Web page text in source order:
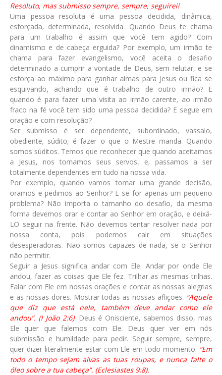
Resoluto, mas submisso sempre, sempre, seguirei!
Uma pessoa resoluta é uma pessoa decidida, dinâmica,
esforçada, determinada, resolvida. Quando Deus te chama
para um trabalho é assim que você tem agido? Com
dinamismo e de cabeça erguida? Por exemplo, um irmão te
chama para fazer evangelismo, você aceita o desafio
determinado a cumprir a vontade de Deus, sem relutar, e se
esforça ao máximo para ganhar almas para Jesus ou fica se
esquivando, achando que é trabalho de outro irmão? E
quando é para fazer uma visita ao irmão carente, ao irmão
fraco na fé você tem sido uma pessoa decidida? E segue em
oração e com resolução?
Ser submisso é ser dependente, subordinado, vassalo,
obediente, súdito; é fazer o que o Mestre manda. Quando
somos súditos. Temos que reconhecer que quando aceitamos
a Jesus, nos tornamos seus servos, e, passamos a ser
totalmente dependentes em tudo na nossa vida.
Por exemplo, quando vamos tomar uma grande decisão,
oramos e pedimos ao Senhor? E se for apenas um pequeno
problema? Não importa o tamanho do desafio, da mesma
forma devemos orar e contar ao Senhor em oração, e deixá-
LO seguir na frente. Não devemos tentar resolver nada por
nossa conta, pois podemos cair em situações
desesperadoras. Não somos capazes de nada, se o Senhor
não permitir.
Seguir a Jesus significa andar com Ele. Andar por onde Ele
andou, fazer as coisas que Ele fez. Trilhar as mesmas trilhas.
Falar com Ele em nossas orações e contar as nossas alegrias
e as nossas dores. Mostrar todas as nossas aflições. “Aquele
que diz que está nele, também deve andar como ele
andou”. (I João 2:6). Deus é Onisciente, sabemos disso, mas
Ele quer que falemos com Ele. Deus quer ver em nós
submissão e humildade para pedir. Seguir sempre, sempre,
quer dizer literalmente estar com Ele em todo momento. “Em
todo o tempo sejam alvas as tuas roupas, e nunca falte o
óleo sobre a tua cabeça”. (Eclesiastes 9:8).